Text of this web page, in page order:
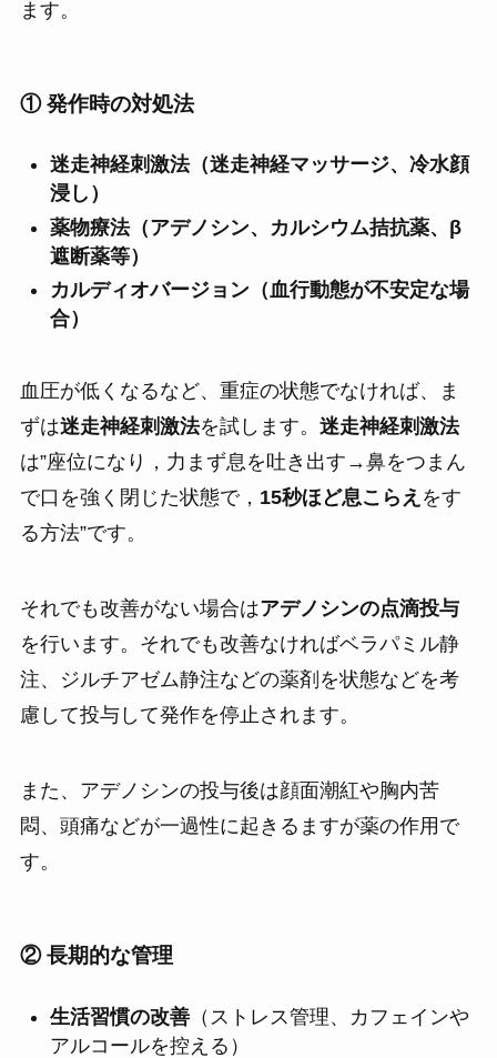
ます。
① 発作時の対処法
迷走神経刺激法（迷走神経マッサージ、冷水顔
浸し）
薬物療法（アデノシン、カルシウム拮抗薬、β
遮断薬等）
カルディオバージョン（血行動態が不安定な場
合）
血圧が低くなるなど、重症の状態でなければ、ま
ずは迷走神経刺激法を試します。 迷走神経刺激法
は”座位になり，力まず息を吐き出す→鼻をつまん
で口を強く閉じた状態で， 15秒ほど息こらえ をす
る方法”です。
それでも改善がない場合はアデノシンの点滴投与
を行います。それでも改善なければベラパミル静
注、ジルチアゼム静注などの薬剤を状態などを考
慮して投与して発作を停止されます。
また、アデノシンの投与後は顔面潮紅や胸内苦
悶、頭痛などが一過性に起きるますが薬の作用で
す。
② 長期的な管理
生活習慣の改善（ストレス管理、カフェインや
アルコールを控える）